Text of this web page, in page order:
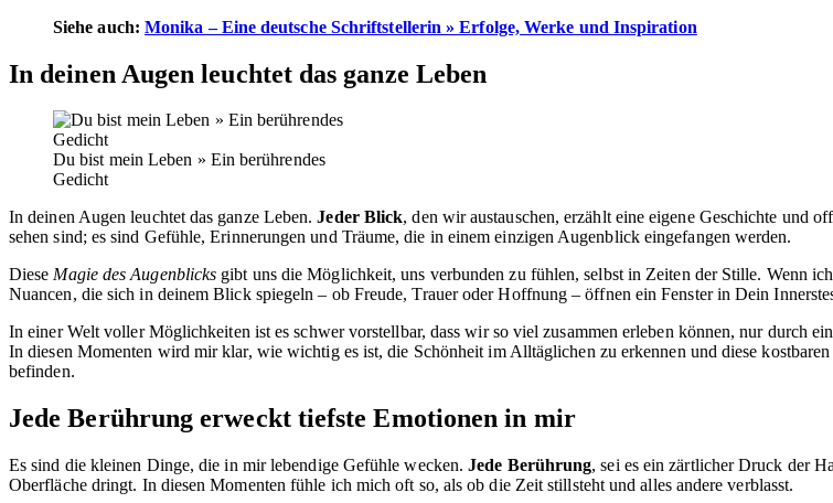
Siehe auch: Monika – Eine deutsche Schriftstellerin » Erfolge, Werke und Inspiration
In deinen Augen leuchtet das ganze Leben
Du bist mein Leben » Ein berührendes
Gedicht
In deinen Augen leuchtet das ganze Leben.Jeder Blick, den wir austauschen, erzählt eine eigene Geschichte und
sehen sind; es sind Gefühle, Erinnerungen und Träume, die in einem einzigen Augenblick eingefangen werden.
DieseMagie des Augenblicks gibt uns die Möglichkeit, uns verbunden zu fühlen, selbst in Zeiten der Stille. Wenn
Nuancen, die sich in deinem Blick spiegeln – ob Freude, Trauer oder Hoffnung – öffnen ein Fenster in Dein
In einer Welt voller Möglichkeiten ist es schwer vorstellbar, dass wir so viel zusammen erleben können, nur durch
In diesen Momenten wird mir klar, wie wichtig es ist, die Schönheit im Alltäglichen zu erkennen und diese
befinden.
Jede Berührung erweckt tiefste Emotionen in mir
Es sind die kleinen Dinge, die in mir lebendige Gefühle wecken.Jede Berührung, sei es ein zärtlicher Druck der
Oberfläche dringt. In diesen Momenten fühle ich mich oft so, als ob die Zeit stillsteht und alles andere verblasst.